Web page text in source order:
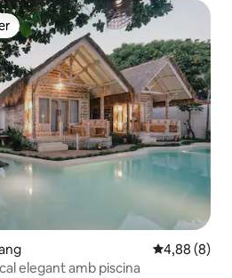
4,88 de
4,88 (8)
elegant amb piscina